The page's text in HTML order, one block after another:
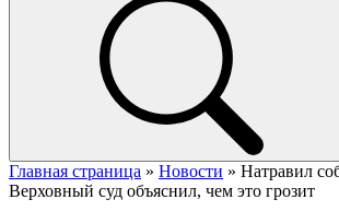
Главная страница » Новости » Натравил
Верховный суд объяснил, чем это грозит